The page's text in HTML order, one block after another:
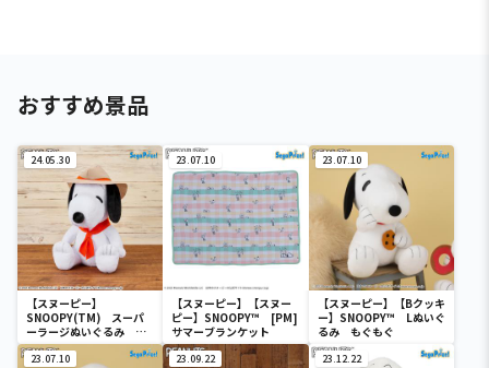
おすすめ景品
24.05.30
【スヌーピー】
SNOOPY(TM) スーパ
ーラージぬいぐるみ ビ
ーグル・スカウト
23.07.10
【スヌーピー】【スヌー
ピー】SNOOPY™ [PM]
サマーブランケット
23.07.10
【スヌーピー】【Bクッキ
ー】SNOOPY™ Lぬいぐ
るみ もぐもぐ
23.07.10 23.09.22 23.12.22